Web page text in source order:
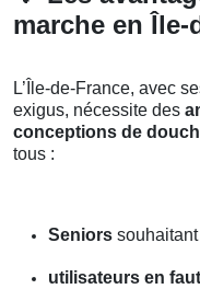
marche en Île-
L’Île-de-France, avec
exigus, nécessite des
conceptions de
tous :
Seniors
utilisateurs en